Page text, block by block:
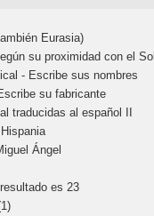
Eurasia)
su proximidad con el Sol
- Escribe sus nombres
su fabricante
traducidas al español II
Ángel
es 23